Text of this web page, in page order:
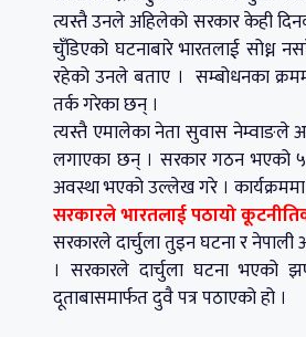
त्यस्तै उनले अहिलेको सरकार केही
चुँडिएको घटनाबारे भारतलाई सोध्न
रहेको उनले बताए । सम्बोधनका
तर्क गरेका छन् ।
त्यस्तै एमालेका नेता सुवास
लगाएका छन् । सरकार गठन भएको
अवस्था भएको उल्लेख गरे ।
सरकारले भारतलाई पठायो
सरकारले दार्चुला तुइन घटना र
। सरकारले दार्चुला घटना भएको
दूताबासमार्फत दुवै पत्र पठाएको हो ।